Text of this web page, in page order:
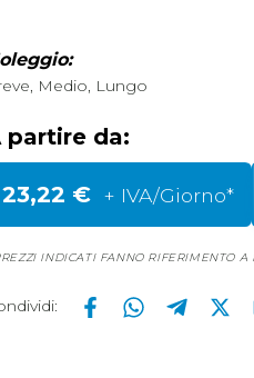
Medio, Lungo
partire da:
23,22 € + IVA/Giorno*
INDICATI FANNO RIFERIMENTO A
: